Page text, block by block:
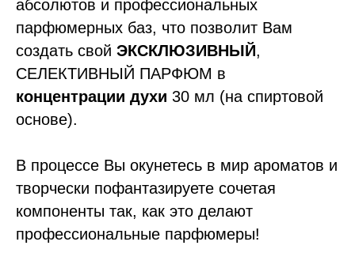
абсолютов и профессиональных
парфюмерных баз, что позволит Вам
создать свой ЭКСКЛЮЗИВНЫЙ,
СЕЛЕКТИВНЫЙ ПАРФЮМ в
концентрации духи 30 мл (на спиртовой
основе).
В процессе Вы окунетесь в мир ароматов и
творчески пофантазируете сочетая
компоненты так, как это делают
профессиональные парфюмеры!